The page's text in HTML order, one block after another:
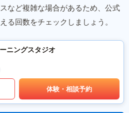
など複雑な場合があるため、公式
る回数をチェックしましょう。
ニングスタジオ
体験・相談予約